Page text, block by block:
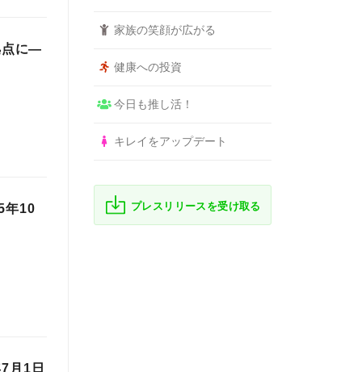
点に―
年10
月1日
家族の笑顔が広がる
健康への投資
今日も推し活！
キレイをアップデート
プレスリリースを受け取る